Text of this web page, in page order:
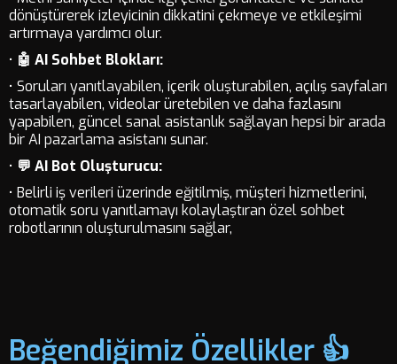
dönüştürerek izleyicinin dikkatini çekmeye ve etkileşimi
artırmaya yardımcı olur.
• 🤖 AI Sohbet Blokları:
• Soruları yanıtlayabilen, içerik oluşturabilen, açılış sayfaları
tasarlayabilen, videolar üretebilen ve daha fazlasını
yapabilen, güncel sanal asistanlık sağlayan hepsi bir arada
bir AI pazarlama asistanı sunar.
• 💬 AI Bot Oluşturucu:
• Belirli iş verileri üzerinde eğitilmiş, müşteri hizmetlerini,
otomatik soru yanıtlamayı kolaylaştıran özel sohbet
robotlarının oluşturulmasını sağlar,
Beğendiğimiz Özellikler 👍